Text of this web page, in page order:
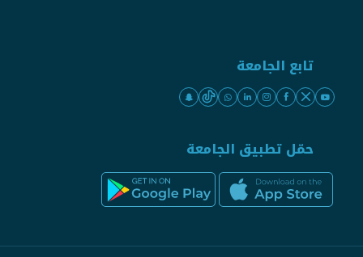
تابع الجامعة
حمّل تطبيق الجامعة